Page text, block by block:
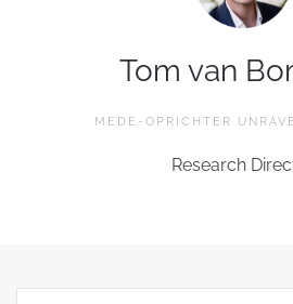
Tom van
MEDE-OPRICHTER
Research